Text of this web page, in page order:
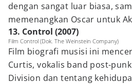
dengan sangat luar biasa,
memenangkan Oscar untuk
13. Control (2007)
Film Control (Dok. The Weinstein Company)
Film biografi musisi ini
Curtis, vokalis band post-
Division dan tentang